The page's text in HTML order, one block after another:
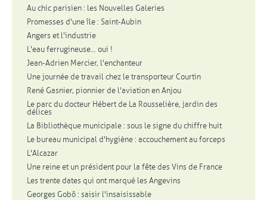
Au chic parisien : les Nouvelles Galeries
Promesses d'une île : Saint-Aubin
Angers et l'industrie
L'eau ferrugineuse... oui !
Jean-Adrien Mercier, l'enchanteur
Une journée de travail chez le transporteur Courtin
René Gasnier, pionnier de l'aviation en Anjou
Le parc du docteur Hébert de La Rousselière, jardin des
délices
La Bibliothèque municipale : sous le signe du chiffre huit
Le bureau municipal d'hygiène : accouchement au forceps
L'Alcazar
Une reine et un président pour la fête des Vins de France
Les trente dates qui ont marqué les Angevins
Georges Gobô : saisir l'insaisissable